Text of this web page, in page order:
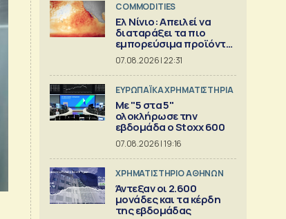
COMMODITIES
Ελ Νίνιο: Απειλεί να
διαταράξει τα πιο
εμπορεύσιμα προϊόντα
στον κόσμο
07.08.2026 | 22:31
ΕΥΡΩΠΑΪΚΑ ΧΡΗΜΑΤΙΣΤΗΡΙΑ
Με "5 στα 5"
ολοκλήρωσε την
εβδομάδα ο Stoxx 600
07.08.2026 | 19:16
XΡΗΜΑΤΙΣΤΗΡΙΟ ΑΘΗΝΩΝ
Άντεξαν οι 2.600
μονάδες και τα κέρδη
της εβδομάδας